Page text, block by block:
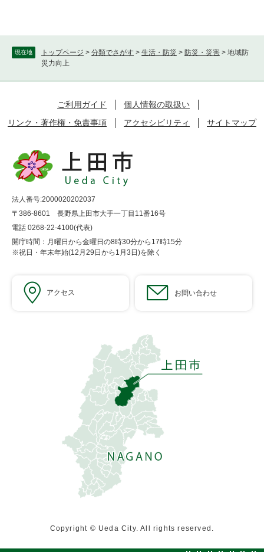
現在地 トップページ > 分類でさがす > 生活・防災 > 防災・災害 > 地域防
災力向上
ご利用ガイド
個人情報の取扱い
リンク・著作権・免責事項
アクセシビリティ サイトマップ
法人番号:2000020202037
〒386-8601 長野県上田市大手一丁目11番16号
電話 0268-22-4100(代表)
開庁時間：月曜日から金曜日の8時30分から17時15分
※祝日・年末年始(12月29日から1月3日)を除く
アクセス お問い合わせ
Copyright © Ueda City. All rights reserved.